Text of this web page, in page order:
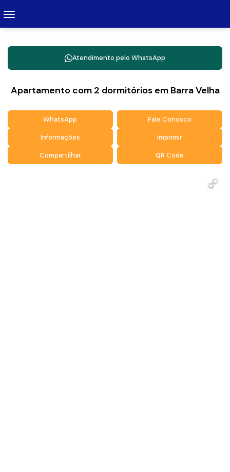
Atendimento pelo WhatsApp
Apartamento com 2 dormitórios em Barra Velha
WhatsApp Fale Conosco
Informações Imprimir
Compartilhar QR Code